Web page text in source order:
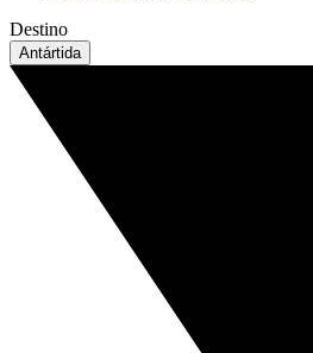
Destino
Antártida